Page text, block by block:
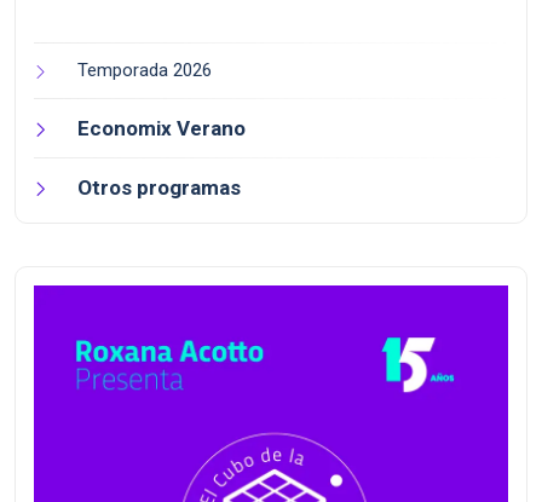
Temporada 2026
Economix Verano
Otros programas